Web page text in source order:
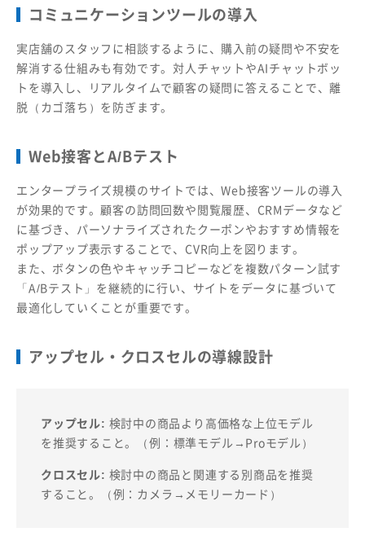
コミュニケーションツールの導入
実店舗のスタッフに相談するように、購入前の疑問や不安を
解消する仕組みも有効です。対人チャットやAIチャットボッ
トを導入し、リアルタイムで顧客の疑問に答えることで、離
脱（カゴ落ち）を防ぎます。
Web接客とA/Bテスト
エンタープライズ規模のサイトでは、Web接客ツールの導入
が効果的です。顧客の訪問回数や閲覧履歴、CRMデータなど
に基づき、パーソナライズされたクーポンやおすすめ情報を
ポップアップ表示することで、CVR向上を図ります。
また、ボタンの色やキャッチコピーなどを複数パターン試す
「A/Bテスト」を継続的に行い、サイトをデータに基づいて
最適化していくことが重要です。
アップセル・クロスセルの導線設計
アップセル: 検討中の商品より高価格な上位モデル
を推奨すること。（例：標準モデル→Proモデル）
クロスセル: 検討中の商品と関連する別商品を推奨
すること。（例：カメラ→メモリーカード）